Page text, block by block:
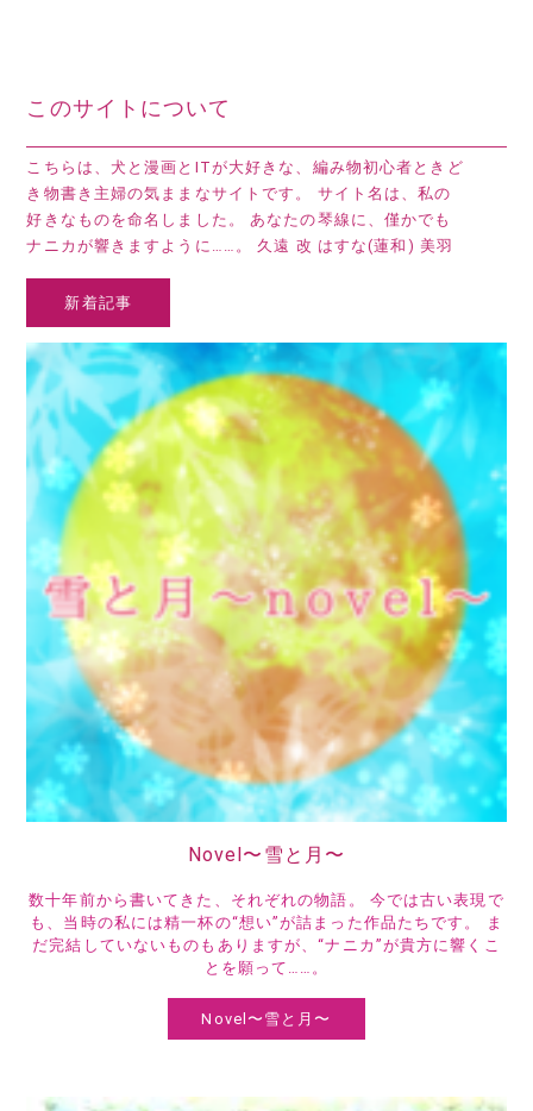
このサイトについて
こちらは、犬と漫画とITが大好きな、編み物初心者ときど
き物書き主婦の気ままなサイトです。 サイト名は、私の
好きなものを命名しました。 あなたの琴線に、僅かでも
ナニカが響きますように……。 久遠 改 はすな(蓮和) 美羽
新着記事
Novel〜雪と月〜
数十年前から書いてきた、それぞれの物語。 今では古い表現で
も、当時の私には精一杯の“想い”が詰まった作品たちです。 ま
だ完結していないものもありますが、“ナニカ”が貴方に響くこ
とを願って……。
Novel〜雪と月〜